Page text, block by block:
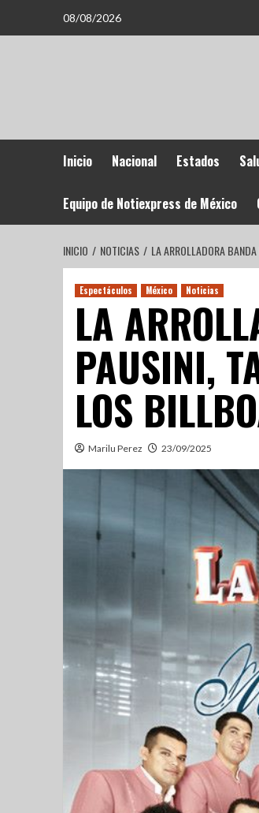
08/08/2026
Inicio Nacional Estados
Equipo de Notiexpress de México
INICIO NOTICIAS LA ARROLLADORA
Espectáculos México Noticias
LA
PAUSINI,
LOS
Marilu Perez 23/09/2025